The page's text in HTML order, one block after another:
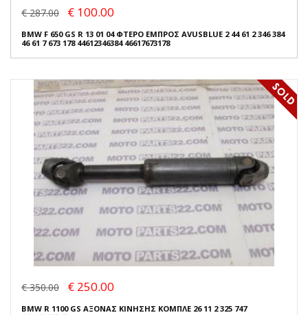
€ 287.00 € 100.00
BMW F 650 GS R 13 01 04 ΦΤΕΡΟ ΕΜΠΡΟΣ AVUSBLUE 2 44 61 2 346 384
46 61 7 673 178 44612346384 46617673178
€ 350.00 € 250.00
BMW R 1100 GS ΑΞΟΝΑΣ ΚΙΝΗΣΗΣ ΚΟΜΠΛΕ 26 11 2 325 747